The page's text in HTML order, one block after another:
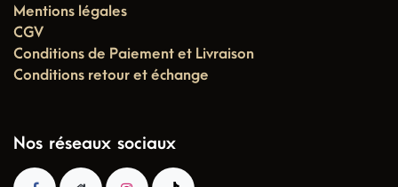
Mentions légales
CGV
Conditions de Paiement et Livraison
Conditions retour et échange
Nos réseaux sociaux